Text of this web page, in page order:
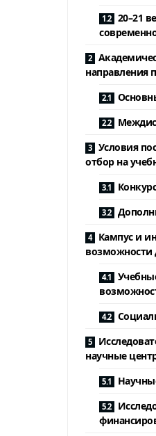
20–21
направления
Условия
отбор на
Кампус и
возможности
научные